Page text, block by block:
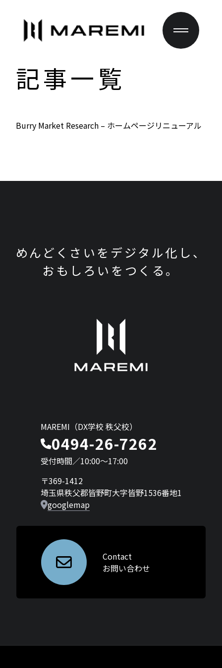
記事一覧
Burry Market Research – ホームページリニューアル
めんどくさいをデジタル化し、
おもしろいをつくる。
MAREMI（DX学校 秩父校）
0494-26-7262
受付時間／10:00〜17:00
〒369-1412
埼玉県秩父郡皆野町大字皆野1536番地1
googlemap
Contact
お問い合わせ